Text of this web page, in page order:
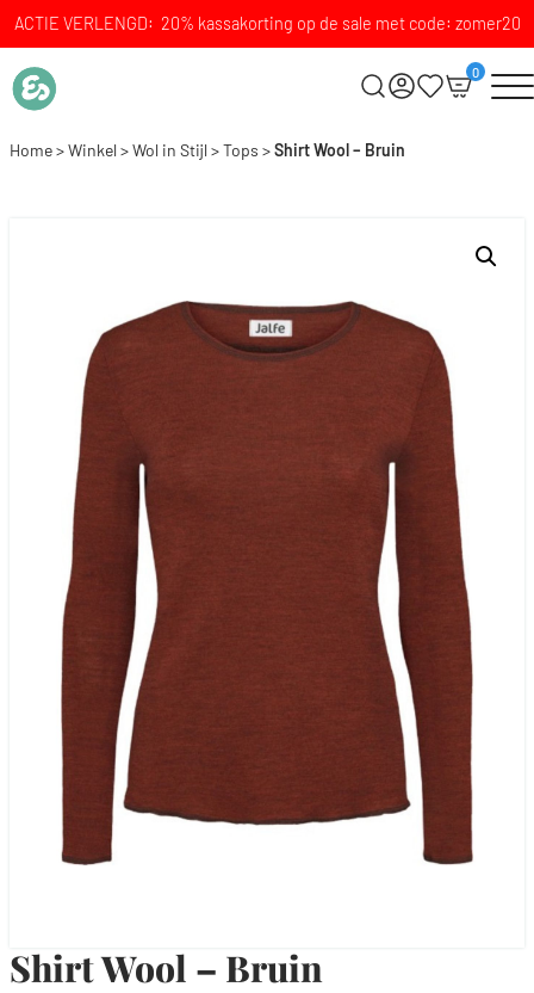
ACTIE VERLENGD: 20% kassakorting op de sale met code: zomer20
0
Home>Winkel>Wol in Stijl>Tops >Shirt Wool – Bruin
Shirt Wool – Bruin